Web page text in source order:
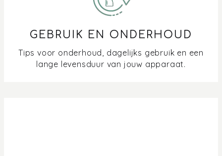
GEBRUIK EN ONDERHOUD
Tips voor onderhoud, dagelijks gebruik en een
lange levensduur van jouw apparaat.